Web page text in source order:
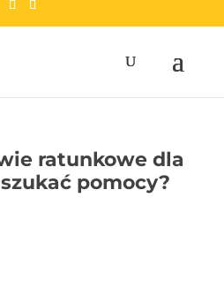
ratunkowe dla
pomocy?